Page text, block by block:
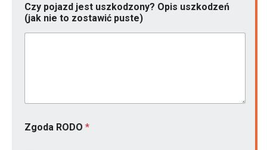
Czy pojazd jest uszkodzony? Opis uszkodzeń
(jak nie to zostawić puste)
Zgoda RODO *